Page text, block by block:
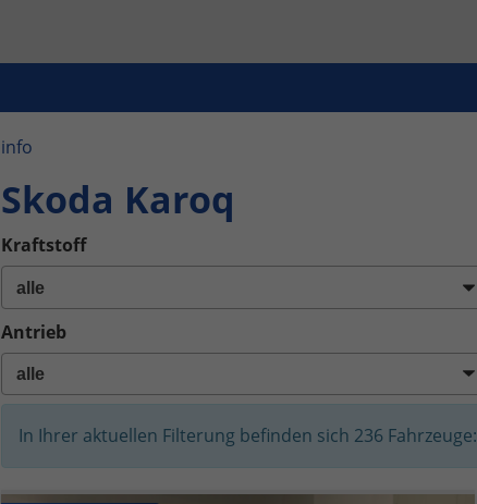
info
Skoda Karoq
Kraftstoff
Antrieb
In Ihrer aktuellen Filterung befinden sich 236 Fahrzeuge: